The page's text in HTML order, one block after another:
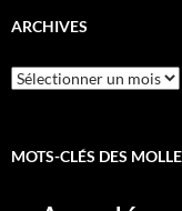
ARCHIVES
Archives
MOTS-CLÉS DES